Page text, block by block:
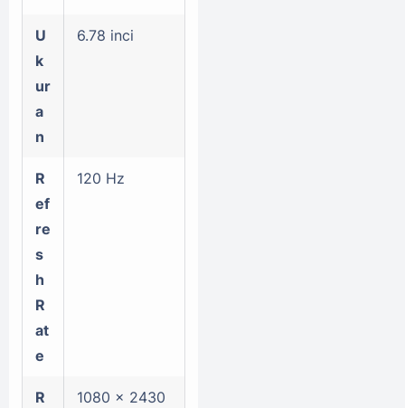
U
k
ur
a
n
6.78 inci
R
ef
re
s
h
R
at
e
120 Hz
R
1080 x 2430